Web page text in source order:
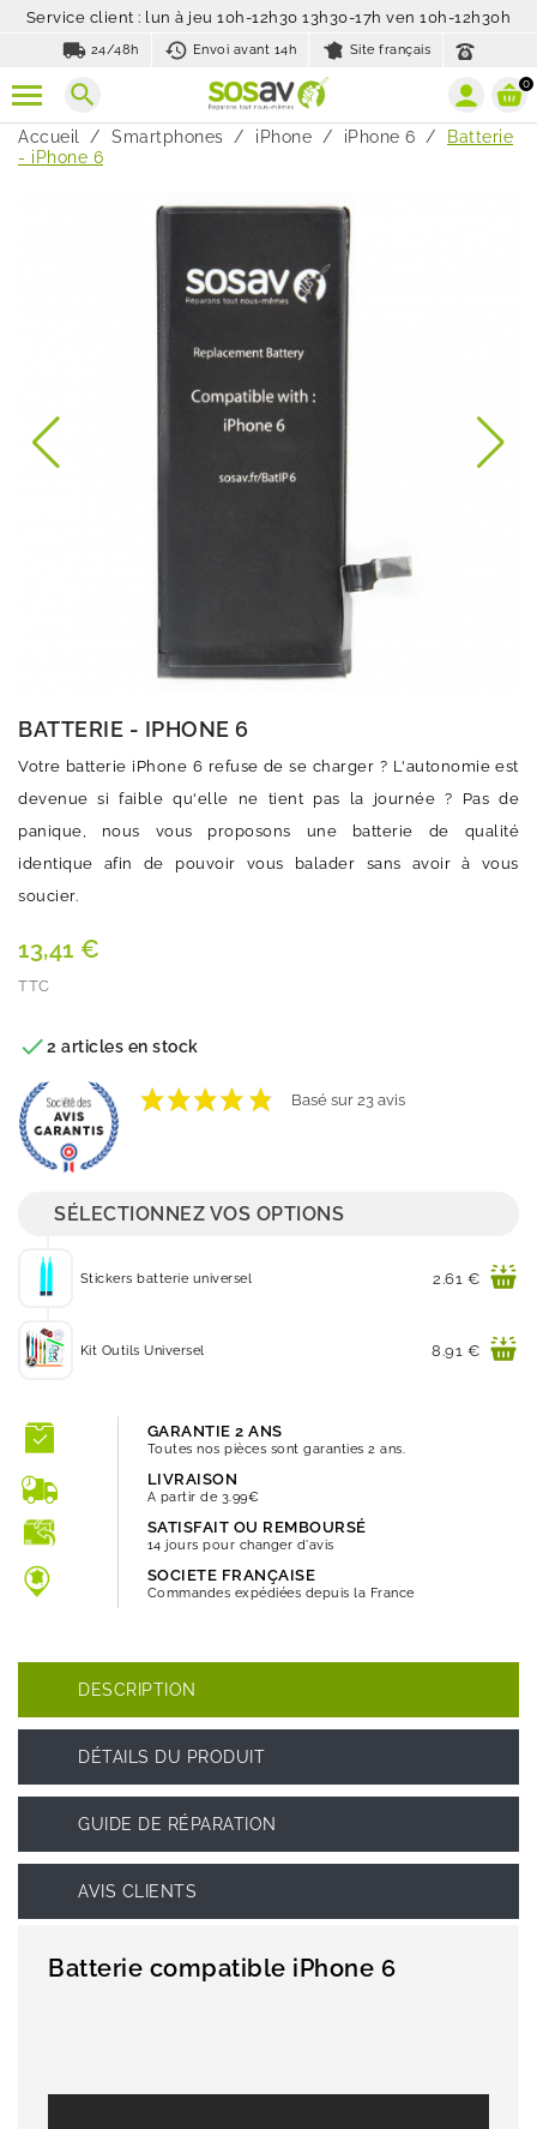
Service client : lun à jeu 10h-12h30 13h30-17h ven 10h-12h30h
local_shipping 24/48h history_toggle_off
Envoi avant 14h Site français
search 0
Accueil Smartphones iPhone iPhone 6
Batterie
- iPhone 6
BATTERIE - IPHONE 6
Votre batterie iPhone 6 refuse de se charger ? L'autonomie est
devenue si faible qu'elle ne tient pas la journée ? Pas de
panique, nous vous proposons une batterie de qualité
identique afin de pouvoir vous balader sans avoir à vous
soucier.
13,41 €
TTC
2 articles en stock
Basé sur 23 avis
SÉLECTIONNEZ VOS OPTIONS
Stickers batterie universel Prix
2.61 €
Kit Outils Universel Prix
8.91 €
GARANTIE 2 ANS
Toutes nos pièces sont garanties 2 ans.
LIVRAISON
A partir de 3.99€
SATISFAIT OU REMBOURSÉ
14 jours pour changer d'avis
SOCIETE FRANÇAISE
Commandes expédiées depuis la France
DESCRIPTION
DÉTAILS DU PRODUIT
GUIDE DE RÉPARATION
AVIS CLIENTS
Batterie compatible iPhone 6